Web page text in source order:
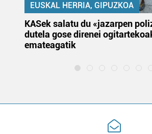
EUSKAL HERRIA, GIPUZKOA
KASek salatu du «jazarpen
dutela gose direnei
emateagatik